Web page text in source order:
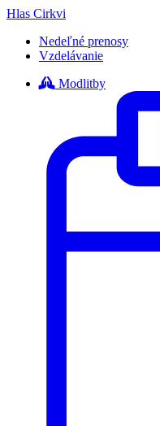
Hlas Cirkvi
Nedeľné prenosy
Vzdelávanie
Modlitby